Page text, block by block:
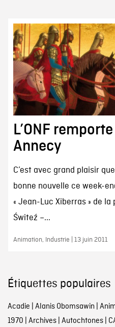
L’ONF
Annecy
C’est avec grand plaisir
bonne nouvelle ce week-
« Jean-Luc Xiberras » de
Świteź –...
Animation, Industrie | 13 juin 2011
Étiquettes populaires
Acadie Alanis Obomsawin
1970 Archives| Autochtones|